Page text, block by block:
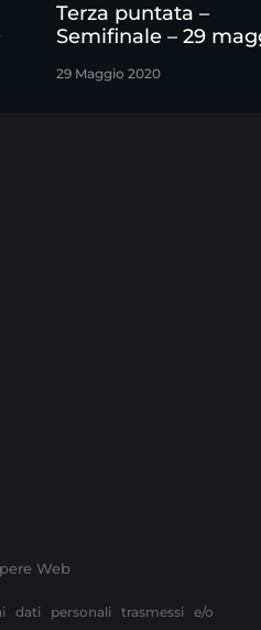
Terza puntata –
Semifinale – 29
29 Maggio 2020
Web
personali trasmessi e/o